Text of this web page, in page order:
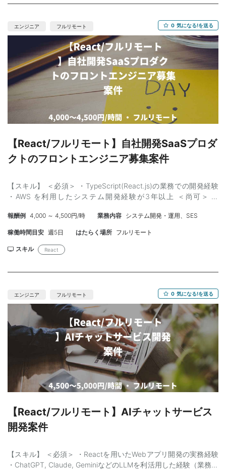
エンジニア フルリモート 0 気になる!を送る
【React/フルリモート】自社開発SaaSプロダ
クトのフロントエンジニア募集案件
【スキル】 ＜必須＞ ・TypeScript(React.js)の業務での開発経験
・AWS を利用したシステム開発経験が3年以上 ＜尚可＞ ・
解
報酬例 4,000 ～ 4,500円/時 業務内容 システム開発・運用、SES
稼働時間目安 週5日 はたらく場所 フルリモート
スキル React
エンジニア フルリモート 0 気になる!を送る
【React/フルリモート】AIチャットサービス
開発案件
【スキル】 ＜必須＞ ・Reactを用いたWebアプリ開発の実務経験
・ChatGPT, Claude, GeminiなどのLLMを利活用した経験（業務、